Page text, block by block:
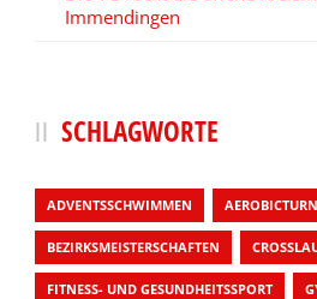
Immendingen
SCHLAGWORTE
ADVENTSSCHWIMMEN
BEZIRKSMEISTERSCHAFTEN
FITNESS- UND GESUNDHEITSSPORT